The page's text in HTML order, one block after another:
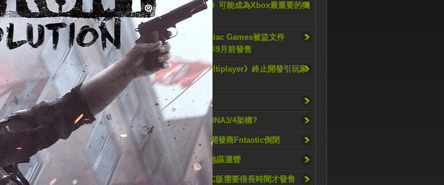
媒體：《Hellblade 2》可能成為Xbox最重要的獨
佔遊戲
駭客組織公開Insomniac Games被盜文件
《Wolverine》2025年9月前發售
《The Last of Us Multiplayer》終止開發引玩家
憤怒
E3將永久停辦
PS5 Pro GPU升級RDNA3/4架構?
《The Day Before》開發商Fntastic倒閉
Twitch將停止在韓國地區運營
開發者：《GTA6》PC版需要很長時間才發售